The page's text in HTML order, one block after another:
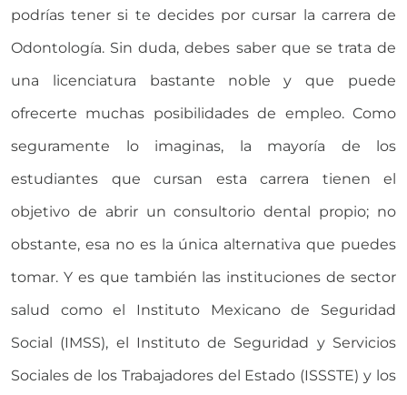
podrías tener si te decides por cursar la carrera de
Odontología. Sin duda, debes saber que se trata de
una licenciatura bastante noble y que puede
ofrecerte muchas posibilidades de empleo. Como
seguramente lo imaginas, la mayoría de los
estudiantes que cursan esta carrera tienen el
objetivo de abrir un consultorio dental propio; no
obstante, esa no es la única alternativa que puedes
tomar. Y es que también las instituciones de sector
salud como el Instituto Mexicano de Seguridad
Social (IMSS), el Instituto de Seguridad y Servicios
Sociales de los Trabajadores del Estado (ISSSTE) y los